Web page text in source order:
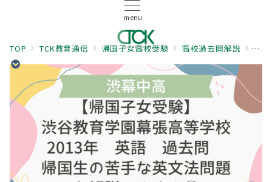
menu
TOP TCK教育通信 帰国子女高校受験 高校過去問解説 【